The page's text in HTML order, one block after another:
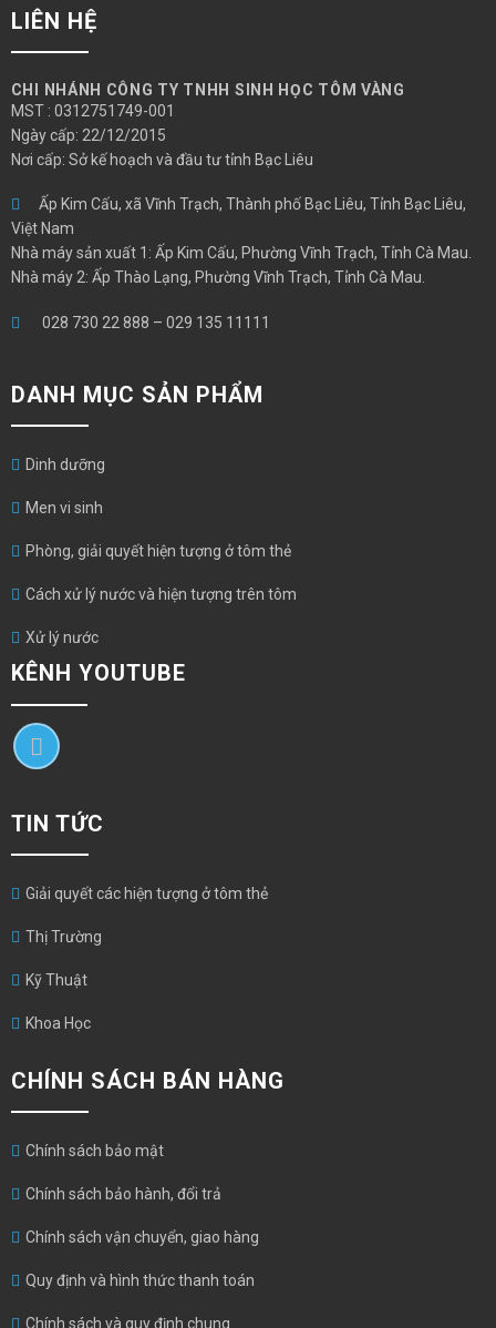
LIÊN HỆ
CHI NHÁNH CÔNG TY TNHH SINH HỌC TÔM VÀNG
MST : 0312751749-001
Ngày cấp: 22/12/2015
Nơi cấp: Sở kế hoạch và đầu tư tỉnh Bạc Liêu
Ấp Kim Cấu, xã Vĩnh Trạch, Thành phố Bạc Liêu, Tỉnh Bạc Liêu,
Việt Nam
Nhà máy sản xuất 1: Ấp Kim Cấu, Phường Vĩnh Trạch, Tỉnh Cà Mau.
Nhà máy 2: Ấp Thào Lạng, Phường Vĩnh Trạch, Tỉnh Cà Mau.
028 730 22 888 – 029 135 11111
DANH MỤC SẢN PHẨM
Dinh dưỡng
Men vi sinh
Phòng, giải quyết hiện tượng ở tôm thẻ
Cách xử lý nước và hiện tượng trên tôm
Xử lý nước
KÊNH YOUTUBE
TIN TỨC
Giải quyết các hiện tượng ở tôm thẻ
Thị Trường
Kỹ Thuật
Khoa Học
CHÍNH SÁCH BÁN HÀNG
Chính sách bảo mật
Chính sách bảo hành, đổi trả
Chính sách vận chuyển, giao hàng
Quy định và hình thức thanh toán
Chính sách và quy định chung